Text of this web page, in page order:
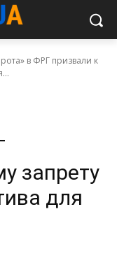
в ФРГ призвали к
запрету
для